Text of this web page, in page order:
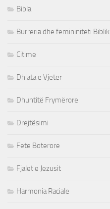
Bibla
Burreria dhe femininiteti Biblik
Citime
Dhiata e Vjeter
Dhuntitë Frymërore
Drejtësimi
Fete Boterore
Fjalet e Jezusit
Harmonia Raciale